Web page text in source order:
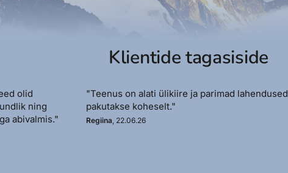
Klientide tagasiside
olid
ning
abivalmis."
"Teenus on alati ülikiire ja parimad lahendused
pakutakse koheselt."
Regiina, 22.06.26